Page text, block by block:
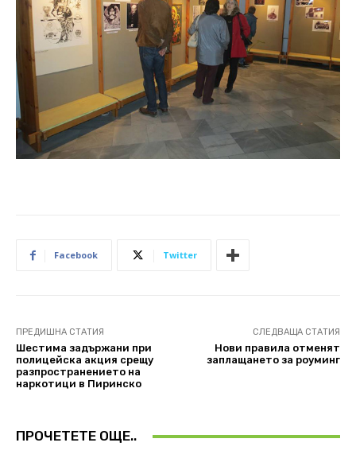
Facebook Twitter
ПРЕДИШНА СТАТИЯ
Шестима задържани при
полицейска акция срещу
разпространението на
наркотици в Пиринско
СЛЕДВАЩА СТАТИЯ
Нови правила отменят
заплащането за роуминг
ПРОЧЕТЕТЕ ОЩЕ..